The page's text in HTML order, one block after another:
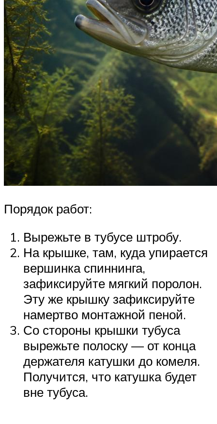
Порядок работ:
Вырежьте в тубусе штробу.
На крышке, там, куда упирается
вершинка спиннинга,
зафиксируйте мягкий поролон.
Эту же крышку зафиксируйте
намертво монтажной пеной.
Со стороны крышки тубуса
вырежьте полоску — от конца
держателя катушки до комеля.
Получится, что катушка будет
вне тубуса.